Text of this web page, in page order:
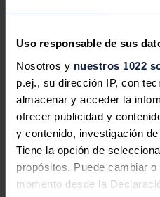
Uso responsable de sus
Nosotros y nuestros 1022
p.ej., su dirección IP, con
almacenar y acceder la
ofrecer publicidad y
y contenido, investigación
Tiene la opción de
propósitos. Puede cambiar
momento desde la